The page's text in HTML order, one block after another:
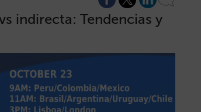
indirecta: Tendencias y